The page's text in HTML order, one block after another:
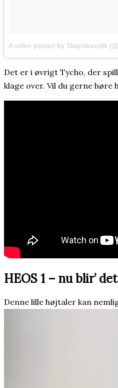
A video posted by Stayclassydk
Det er i øvrigt Tycho, der
klage over. Vil du gerne høre
HEOS 1 – nu blir’
Denne lille højtaler kan